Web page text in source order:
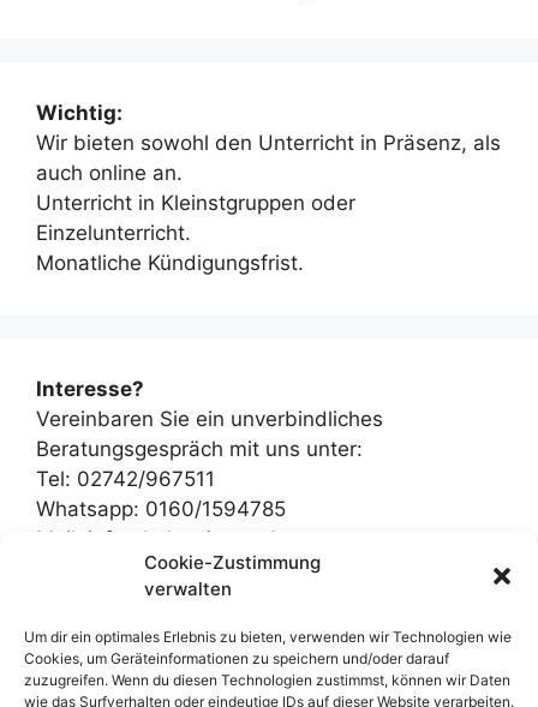
Cookie-Zustimmung
verwalten
Um dir ein optimales Erlebnis zu bieten, verwenden wir Technologien wie
Cookies, um Geräteinformationen zu speichern und/oder darauf
zuzugreifen. Wenn du diesen Technologien zustimmst, können wir Daten
wie das Surfverhalten oder eindeutige IDs auf dieser Website verarbeiten.
Wichtig:
Wir bieten sowohl den Unterricht in Präsenz, als
auch online an.
Unterricht in Kleinstgruppen oder
Einzelunterricht.
Monatliche Kündigungsfrist.
Interesse?
Vereinbaren Sie ein unverbindliches
Beratungsgespräch mit uns unter:
Tel: 02742/967511
Whatsapp: 0160/1594785
Mail: info@bsb-wissen.de
Kontakt